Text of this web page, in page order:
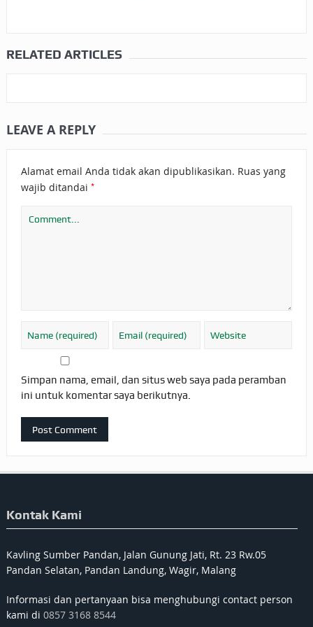
RELATED ARTICLES
LEAVE A REPLY
Alamat email Anda tidak akan dipublikasikan. Ruas yang
wajib ditandai *
Simpan nama, email, dan situs web saya pada peramban
ini untuk komentar saya berikutnya.
Kontak Kami
Kavling Sumber Pandan, Jalan Gunung Jati, Rt. 23 Rw.05
Pandan Selatan, Pandan Landung, Wagir, Malang
Informasi dan pertanyaan bisa menghubungi contact person
kami di 0857 3168 8544